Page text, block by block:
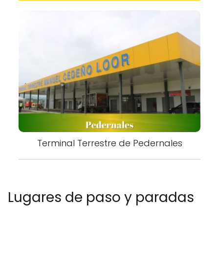
Terminal Terrestre de Pedernales
Lugares de paso y paradas